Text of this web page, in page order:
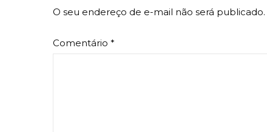
O seu endereço de e-mail não será publicado.
Comentário *